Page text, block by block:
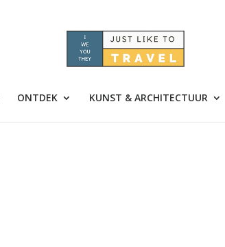
ONTDEK KUNST & ARCHITECTUUR